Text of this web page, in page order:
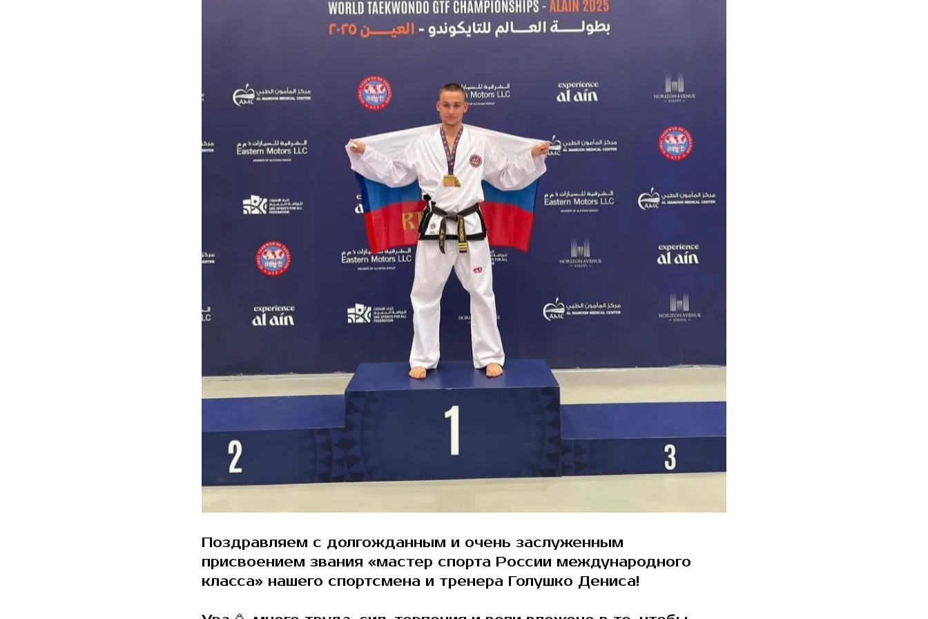
Поздравляем с долгожданным и очень заслуженным
присвоением звания «мастер спорта России международного
класса» нашего спортсмена и тренера Голушко Дениса!